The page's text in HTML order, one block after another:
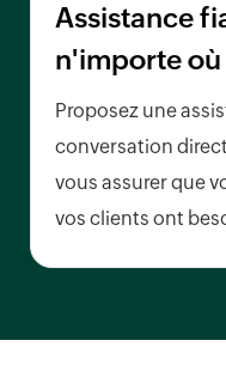
Assistance
n'importe où
Proposez une
conversation
vous assurer que
vos clients ont